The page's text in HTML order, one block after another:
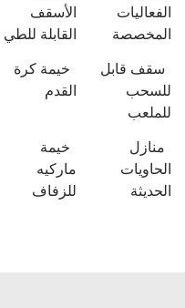
الفعاليات
المخصصة
الأسقف
القابلة للطي
سقف قابل
للسحب
للملعب
خيمة كرة
القدم
منازل
الحاويات
الحديثة
خيمة
ماركيه
للزفاف